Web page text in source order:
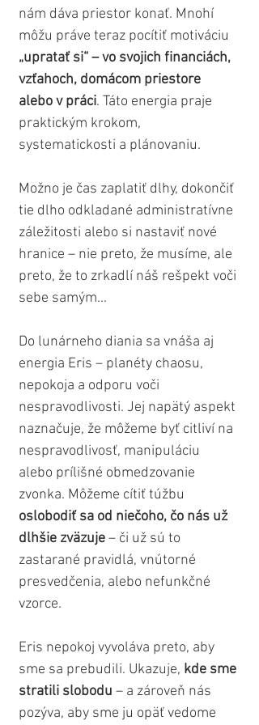
nám dáva priestor konať. Mnohí
môžu práve teraz pocítiť motiváciu
„upratať si“ – vo svojich financiách,
vzťahoch, domácom priestore
alebo v práci. Táto energia praje
praktickým krokom,
systematickosti a plánovaniu.
Možno je čas zaplatiť dlhy, dokončiť
tie dlho odkladané administratívne
záležitosti alebo si nastaviť nové
hranice – nie preto, že musíme, ale
preto, že to zrkadlí náš rešpekt voči
sebe samým...
Do lunárneho diania sa vnáša aj
energia Eris – planéty chaosu,
nepokoja a odporu voči
nespravodlivosti. Jej napätý aspekt
naznačuje, že môžeme byť citliví na
nespravodlivosť, manipuláciu
alebo prílišné obmedzovanie
zvonka. Môžeme cítiť túžbu
oslobodiť sa od niečoho, čo nás už
dlhšie zväzuje – či už sú to
zastarané pravidlá, vnútorné
presvedčenia, alebo nefunkčné
vzorce.
Eris nepokoj vyvoláva preto, aby
sme sa prebudili. Ukazuje, kde sme
stratili slobodu – a zároveň nás
pozýva, aby sme ju opäť vedome